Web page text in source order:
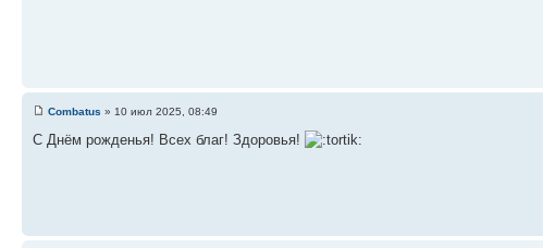
Combatus » 10 июл 2025, 08:49
С Днём рожденья! Всех благ! Здоровья!